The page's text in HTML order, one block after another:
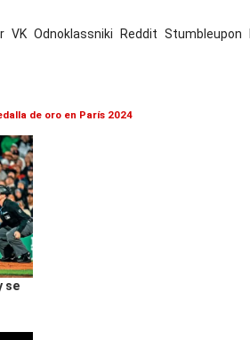
VK Odnoklassniki Reddit Stumbleupon
de oro en París 2024
se